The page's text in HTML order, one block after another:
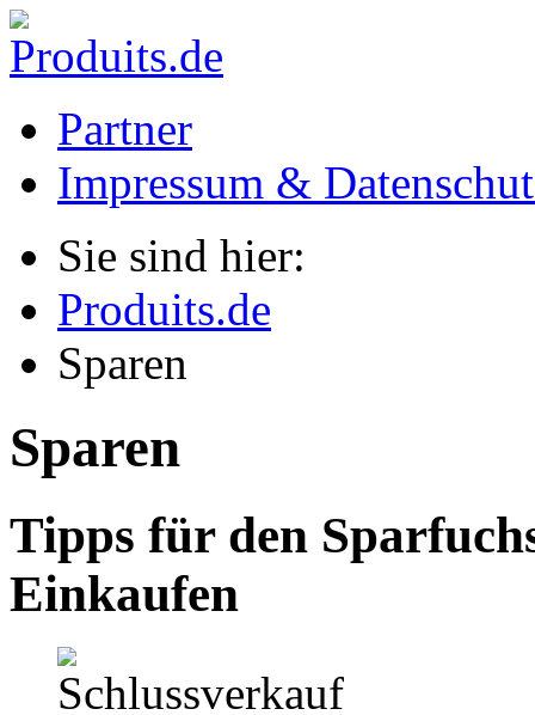
Partner
Impressum &
Sie sind hier:
Produits.de
Sparen
Sparen
Tipps für den
Einkaufen